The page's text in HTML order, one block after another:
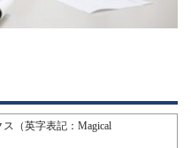
（英字表記：Magical